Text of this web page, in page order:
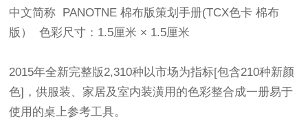
中文简称 PANOTNE 棉布版策划手册(TCX色卡 棉布
版） 色彩尺寸：1.5厘米 × 1.5厘米
2015年全新完整版2,310种以市场为指标[包含210种新颜
色]，供服装、家居及室内装潢用的色彩整合成一册易于
使用的桌上参考工具。